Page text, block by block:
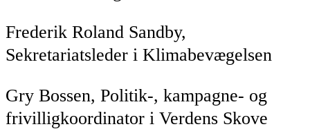
Frederik Roland Sandby,
Sekretariatsleder i Klimabevægelsen
Gry Bossen, Politik-, kampagne- og
frivilligkoordinator i Verdens Skove